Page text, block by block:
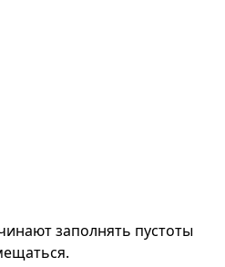
заполнять пустоты